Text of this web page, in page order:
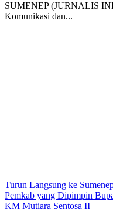
SUMENEP (JURNALIS
Komunikasi dan...
Turun Langsung ke
Pemkab yang Dipimpin
KM Mutiara Sentosa II